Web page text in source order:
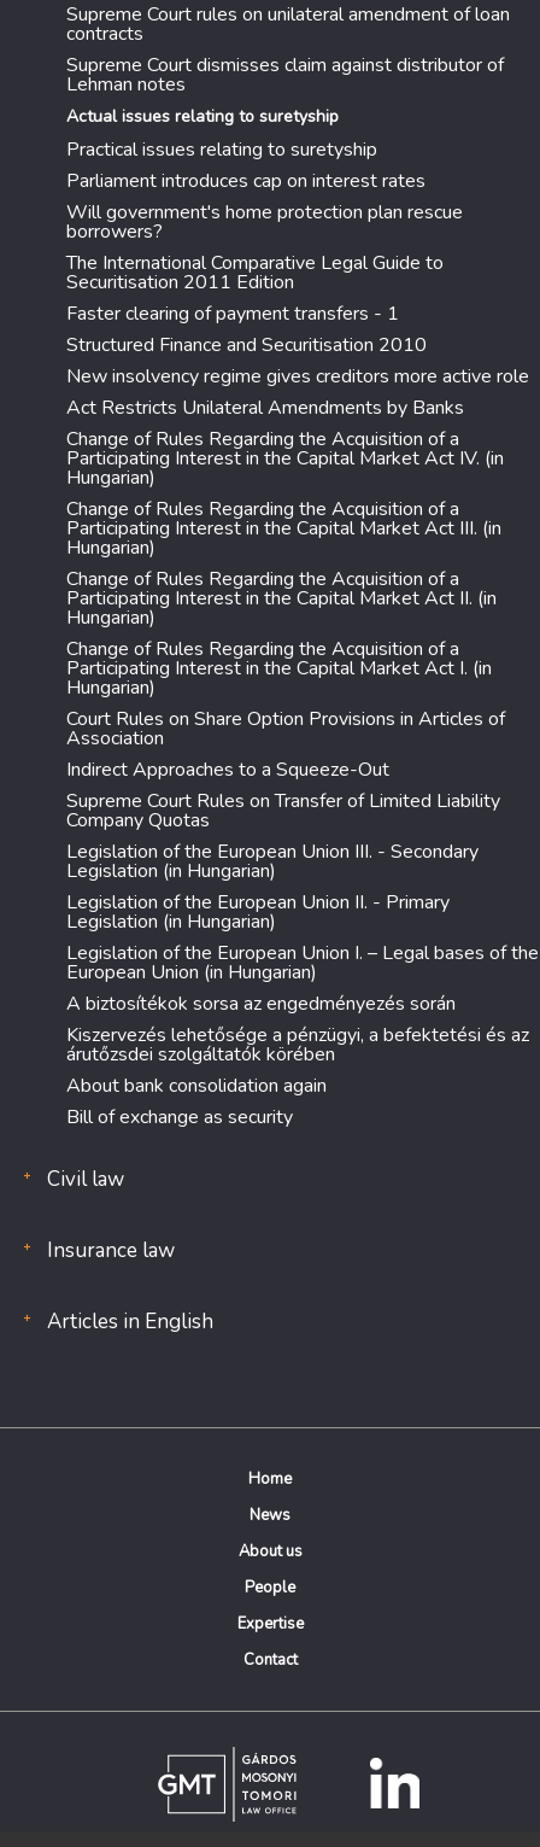
Supreme Court rules on unilateral amendment of loan
contracts
Supreme Court dismisses claim against distributor of
Lehman notes
Actual issues relating to suretyship
Practical issues relating to suretyship
Parliament introduces cap on interest rates
Will government's home protection plan rescue
borrowers?
The International Comparative Legal Guide to
Securitisation 2011 Edition
Faster clearing of payment transfers - 1
Structured Finance and Securitisation 2010
New insolvency regime gives creditors more active role
Act Restricts Unilateral Amendments by Banks
Change of Rules Regarding the Acquisition of a
Participating Interest in the Capital Market Act IV. (in
Hungarian)
Change of Rules Regarding the Acquisition of a
Participating Interest in the Capital Market Act III. (in
Hungarian)
Change of Rules Regarding the Acquisition of a
Participating Interest in the Capital Market Act II. (in
Hungarian)
Change of Rules Regarding the Acquisition of a
Participating Interest in the Capital Market Act I. (in
Hungarian)
Court Rules on Share Option Provisions in Articles of
Association
Indirect Approaches to a Squeeze-Out
Supreme Court Rules on Transfer of Limited Liability
Company Quotas
Legislation of the European Union III. - Secondary
Legislation (in Hungarian)
Legislation of the European Union II. - Primary
Legislation (in Hungarian)
Legislation of the European Union I. – Legal bases of the
European Union (in Hungarian)
A biztosítékok sorsa az engedményezés során
Kiszervezés lehetősége a pénzügyi, a befektetési és az
árutőzsdei szolgáltatók körében
About bank consolidation again
Bill of exchange as security
Civil law
Insurance law
Articles in English
Home
News
About us
People
Expertise
Contact